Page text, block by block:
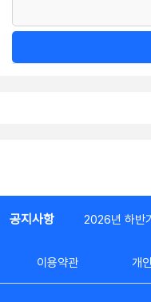
공지사항 2026년 하반
이용약관 개